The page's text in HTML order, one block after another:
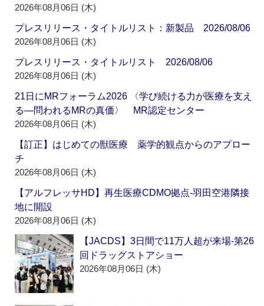
2026年08月06日 (木)
プレスリリース・タイトルリスト：新製品 2026/08/06
2026年08月06日 (木)
プレスリリース・タイトルリスト 2026/08/06
2026年08月06日 (木)
21日にMRフォーラム2026 〈学び続ける力が医療を支え
る―問われるMRの真価〉 MR認定センター
2026年08月06日 (木)
【訂正】はじめての獣医療 薬学的観点からのアプロー
チ
2026年08月06日 (木)
【アルフレッサHD】再生医療CDMO拠点‐羽田空港隣接
地に開設
2026年08月06日 (木)
【JACDS】3日間で11万人超が来場‐第26
回ドラッグストアショー
2026年08月06日 (木)